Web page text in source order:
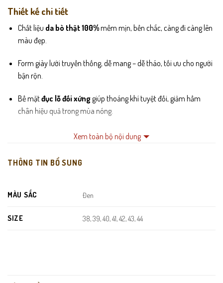
Thiết kế chi tiết
Chất liệu da bò thật 100%mềm mịn, bền chắc, càng đi càng lên
màu đẹp.
Form giày lười truyền thống, dễ mang – dễ tháo, tối ưu cho người
bận rộn.
Bề mặtđục lỗ đối xứnggiúp thoáng khí tuyệt đối, giảm hầm
chân hiệu quả trong mùa nóng.
Đế cao su dẻo, bám đường tốt, chống trơn trượt khi di chuyển.
Lót giày êm – hút ẩm nhanh, thích hợp đi cả ngày vẫn thoải mái.
da nam
Xem toàn bộ nội dung
THÔNG TIN BỔ SUNG
MÀU SẮC Đen
SIZE 38, 39, 40, 41, 42, 43, 44